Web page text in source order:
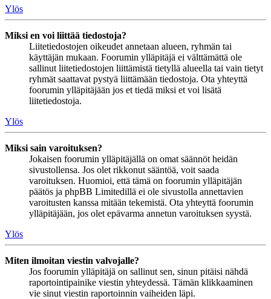
Ylös
Miksi en voi liittää tiedostoja?
Liitetiedostojen oikeudet annetaan alueen, ryhmän tai
käyttäjän mukaan. Foorumin ylläpitäjä ei välttämättä ole
sallinut liitetiedostojen liittämistä tietyllä alueella tai vain tietyt
ryhmät saattavat pystyä liittämään tiedostoja. Ota yhteyttä
foorumin ylläpitäjään jos et tiedä miksi et voi lisätä
liitetiedostoja.
Ylös
Miksi sain varoituksen?
Jokaisen foorumin ylläpitäjällä on omat säännöt heidän
sivustollensa. Jos olet rikkonut sääntöä, voit saada
varoituksen. Huomioi, että tämä on foorumin ylläpitäjän
päätös ja phpBB Limitedillä ei ole sivustolla annettavien
varoitusten kanssa mitään tekemistä. Ota yhteyttä foorumin
ylläpitäjään, jos olet epävarma annetun varoituksen syystä.
Ylös
Miten ilmoitan viestin valvojalle?
Jos foorumin ylläpitäjä on sallinut sen, sinun pitäisi nähdä
raportointipainike viestin yhteydessä. Tämän klikkaaminen
vie sinut viestin raportoinnin vaiheiden läpi.